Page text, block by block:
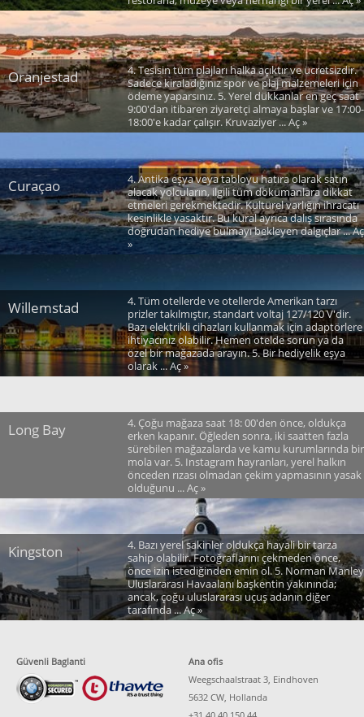
Oranjestad
4. Tesisin tüm plajları halka açıktır ve ücretsizdir.
Sadece kiraladığınız spor ve plaj malzemeleri için
ödeme yaparsınız. 5. Yerel dükkanlar en geç saat
9:00'dan itibaren ziyaretçi almaya başlar ve 17:00-
18:00'e kadar çalışır. Kruvaziyer ... Aç »
Curaçao
4. Antika eşya veya tabloyu hatıra olarak satın
alacak yolcuların, ilgili tüm dökümanlara dikkat
etmeleri gerekmektedir. Kültürel varlığın ihracatı
kesinlikle yasaktır. Bu kural ayrıca dalış sırasında
doğrudan hediye bulmayı bekleyen dalgıçlar ... Aç
»
Willemstad
4. Tüm otellerde ve otellerde Amerikan tarzı
prizler takılmıştır, standart voltaj 127/120 V'dir.
Bazı elektrikli cihazları kullanmak için adaptörlere
ihtiyacınız olabilir. Hemen otelde sorun ya da
özel bir mağazada arayın. 5. Bir hediyelik eşya
olarak ... Aç »
Long Bay
4. Çoğu mağaza saat 18: 00'den önce, oldukça
erken kapanır. Öğleden sonra, iki saatten fazla
sürebilen mağazalarda ve kamu kurumlarında bir
mola var. 5. Instagram hayranları, yerel halkın
önceden rızası olmadan çekim yapmasının yasak
olduğunu ... Aç »
Kingston
4. Bazı yerel sakinler oldukça hayali bir tarza
sahip olabilir. Fotoğraflarını çekmeden önce,
önce izin istediğinden emin ol. 5. Norman Manley
Uluslararası Havaalanı başkentin yakınında;
ancak, çoğu uluslararası uçuş adanın diğer
tarafında ... Aç »
Güvenli Baglanti
Ana ofis
Weegschaalstraat 3, Eindhoven
5632 CW, Hollanda